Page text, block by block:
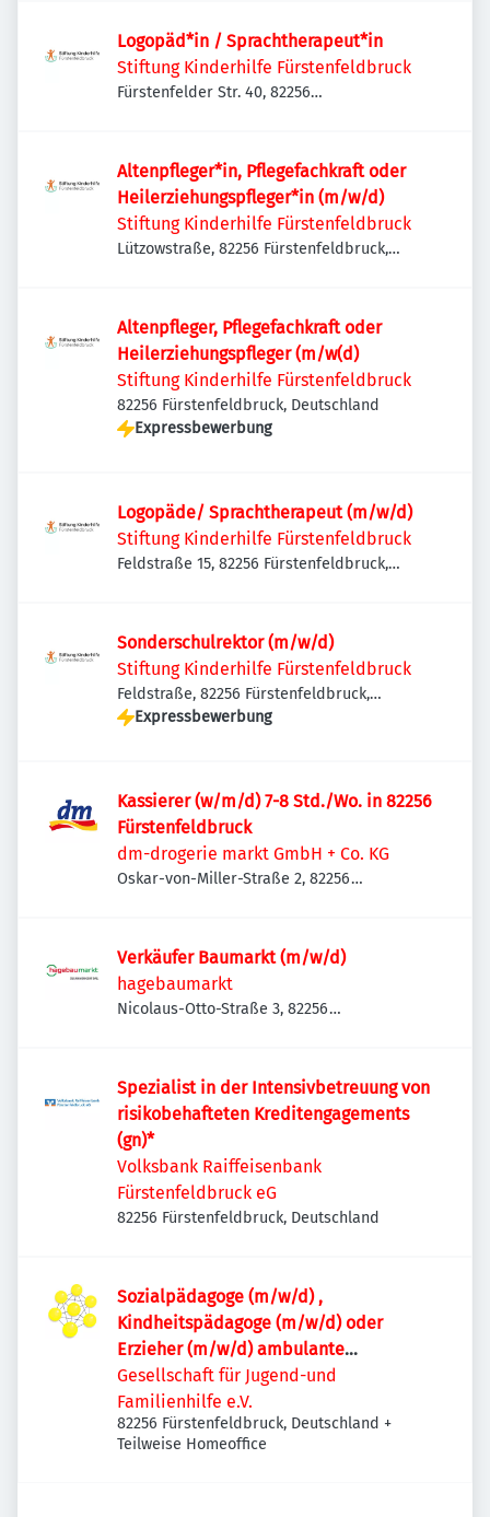
Logopäd*in / Sprachtherapeut*in
Stiftung Kinderhilfe Fürstenfeldbruck
Fürstenfelder Str. 40, 82256
Altenpfleger*in, Pflegefachkraft oder
Heilerziehungspfleger*in (m/w/d)
Stiftung Kinderhilfe Fürstenfeldbruck
Lützowstraße, 82256 Fürstenfeldbruck,
Altenpfleger, Pflegefachkraft oder
Heilerziehungspfleger (m/w(d)
Stiftung Kinderhilfe Fürstenfeldbruck
82256 Fürstenfeldbruck, Deutschland
Expressbewerbung
Logopäde/ Sprachtherapeut (m/w/d)
Stiftung Kinderhilfe Fürstenfeldbruck
Feldstraße 15, 82256 Fürstenfeldbruck,
Sonderschulrektor (m/w/d)
Stiftung Kinderhilfe Fürstenfeldbruck
Feldstraße, 82256 Fürstenfeldbruck,
Deutschland
Expressbewerbung
Kassierer (w/m/d) 7-8 Std./Wo. in 82256
Fürstenfeldbruck
dm-drogerie markt GmbH + Co. KG
Oskar-von-Miller-Straße 2, 82256
Verkäufer Baumarkt (m/w/d)
hagebaumarkt
Nicolaus-Otto-Straße 3, 82256
Spezialist in der Intensivbetreuung von
risikobehafteten Kreditengagements
(gn)*
Volksbank Raiffeisenbank
Fürstenfeldbruck eG
82256 Fürstenfeldbruck, Deutschland
Sozialpädagoge (m/w/d) ,
Kindheitspädagoge (m/w/d) oder
Erzieher (m/w/d) ambulante
Familienhilfe
Gesellschaft für Jugend-und
Familienhilfe e.V.
82256 Fürstenfeldbruck, Deutschland +
Teilweise Homeoffice